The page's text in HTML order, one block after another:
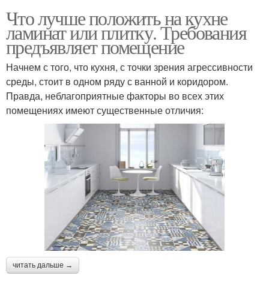
Что лучше положить на кухне
ламинат или плитку. Требования
предъявляет помещение
Начнем с того, что кухня, с точки зрения агрессивности
среды, стоит в одном ряду с ванной и коридором.
Правда, неблагоприятные факторы во всех этих
помещениях имеют существенные отличия:
читать дальше →